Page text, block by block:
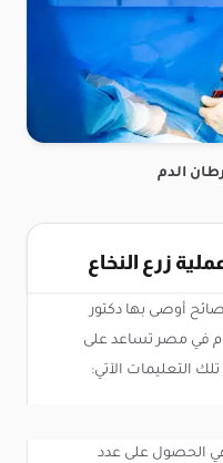
الدم
زرع النخاع
أوصى بها دكتور
في مصر تساعد على
التعليمات الآتي:
هي الحصول على عدد